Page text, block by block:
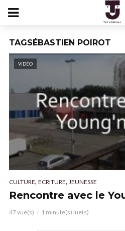
TAGSÉBASTIEN POIROT
VIDÉO
CULTURE, ECRITURE, JEUNESSE
Rencontre avec le
47 vue(s) 1 minute(s) lue(s)